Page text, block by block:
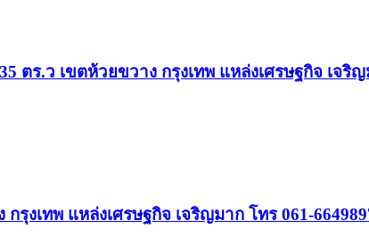
ร.ว เขตห้วยขวาง กรุงเทพ แหล่งเศรษฐกิจ เจริญ
งเทพ แหล่งเศรษฐกิจ เจริญมาก โทร 061-